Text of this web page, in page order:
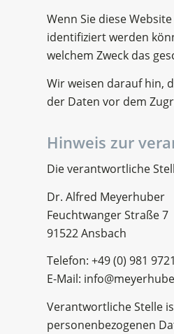
Wenn Sie diese
identifiziert werden
welchem Zweck das
Wir weisen darauf hin,
der Daten vor dem
Hinweis zur
Die verantwortliche
Dr. Alfred Meyerhuber
Feuchtwanger Straße 7
91522 Ansbach
Telefon: +49 (0) 981
E-Mail:
Verantwortliche Stelle
personenbezogenen